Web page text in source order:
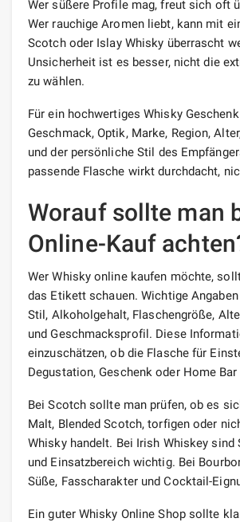
Wer süßere Profile mag, freut sich oft
Wer rauchige Aromen liebt, kann mit
Scotch oder Islay Whisky überrascht
Unsicherheit ist es besser, nicht die
zu wählen.
Für ein hochwertiges Whisky
Geschmack, Optik, Marke, Region,
und der persönliche Stil des
passende Flasche wirkt durchdacht,
Worauf sollte man
Online-Kauf
Wer Whisky online kaufen möchte,
das Etikett schauen. Wichtige
Stil, Alkoholgehalt, Flaschengröße,
und Geschmacksprofil. Diese
einzuschätzen, ob die Flasche für
Degustation, Geschenk oder Home
Bei Scotch sollte man prüfen, ob es
Malt, Blended Scotch, torfigen oder
Whisky handelt. Bei Irish Whiskey sind
und Einsatzbereich wichtig. Bei
Süße, Fasscharakter und Cocktail-
Ein guter Whisky Online Shop sollte